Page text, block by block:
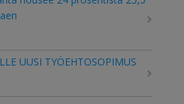
UUSI TYÖEHTOSOPIMUS